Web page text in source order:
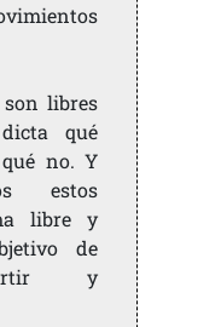
libres
qué
no. Y
estos
libre y
de
y